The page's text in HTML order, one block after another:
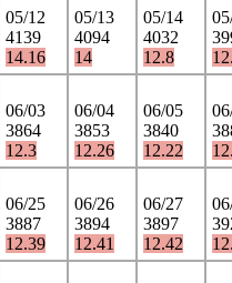
05/12
4139
14.16
05/13
4094
14
05/14
4032
12.8
06/03
3864
12.3
06/04
3853
12.26
06/05
3840
12.22
06/25
3887
12.39
06/26
3894
12.41
06/27
3897
12.42